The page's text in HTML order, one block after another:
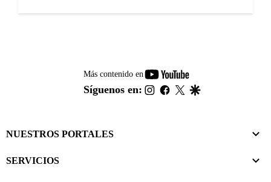
Más contenido en
youtube-
footer
Síguenos en: instagram
facebook
twitter
NUESTROS PORTALES
SERVICIOS